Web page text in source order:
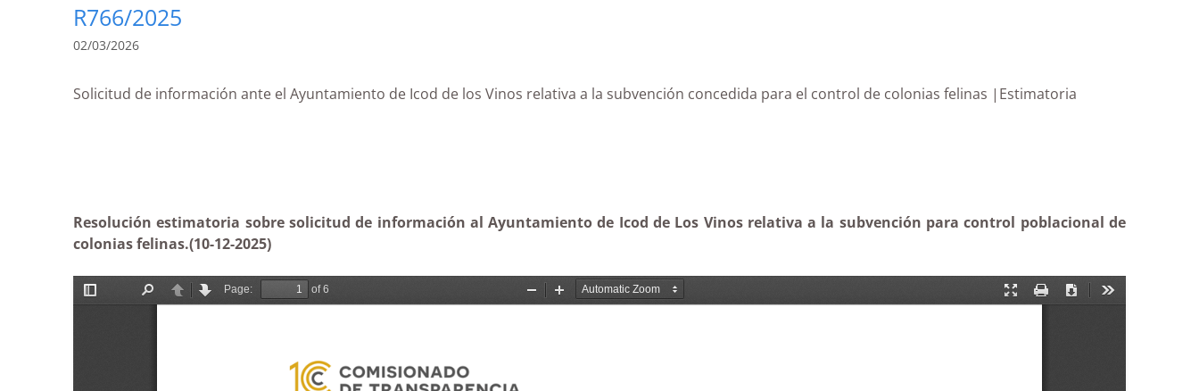
R766/2025
02/03/2026
Solicitud de información ante el Ayuntamiento de Icod de los Vinos relativa a la subvención concedida para el control de colonias felinas |Estimatoria
Resolución estimatoria sobre solicitud de información al Ayuntamiento de Icod de Los Vinos relativa a la subvención para control poblacional de
colonias felinas.(10-12-2025)